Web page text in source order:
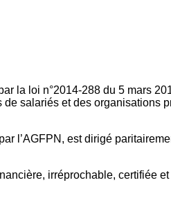
la loi n°2014-288 du 5 mars
salariés et des organisations
l’AGFPN, est dirigé
irréprochable, certifiée